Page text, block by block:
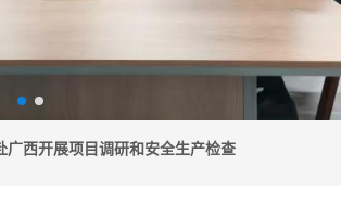
西开展项目调研和安全生产检查